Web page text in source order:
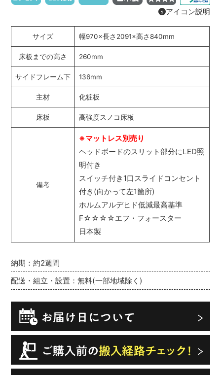
納期：約2週間
配送・組立・設置：無料(一部地域除く)
アイコン説明
サイズ 幅970×長さ2091×高さ840mm
床板までの高さ 260mm
サイドフレーム下 136mm
主材 化粧板
床板 高強度スノコ床板
備考
※マットレス別売り
ヘッドボードのスリット部分にLED照
明付き
スイッチ付き1口スライドコンセント
付き(向かって左1箇所)
ホルムアルデヒド低減最高基準
F☆☆☆☆エフ・フォースター
日本製